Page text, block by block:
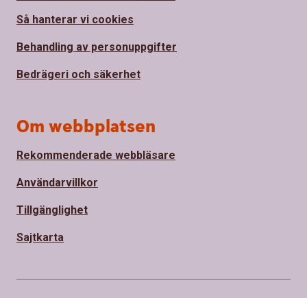
Så hanterar vi cookies
Behandling av personuppgifter
Bedrägeri och säkerhet
Om webbplatsen
Rekommenderade webbläsare
Användarvillkor
Tillgänglighet
Sajtkarta